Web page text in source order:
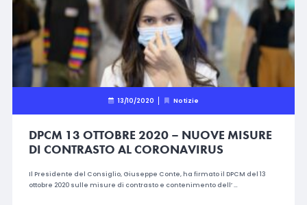
13/10/2020 Notizie
DPCM 13 OTTOBRE 2020 – NUOVE MISURE
DI CONTRASTO AL CORONAVIRUS
Il Presidente del Consiglio, Giuseppe Conte, ha firmato il DPCM del 13
ottobre 2020 sulle misure di contrasto e contenimento dell’ …